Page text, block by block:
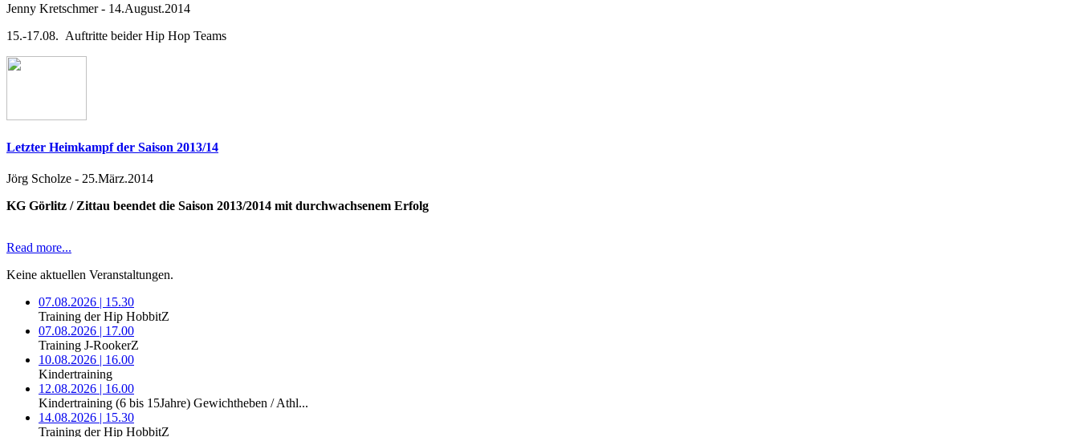
Jenny Kretschmer- 14.August.2014
15.-17.08. Auftritte beider Hip Hop Teams
Letzter Heimkampf der Saison 2013/14
Jörg Scholze - 25.März.2014
KG Görlitz / Zittau beendet die Saison 2013/2014 mit durchwachsenem Erfolg
Read more...
Keine aktuellen Veranstaltungen.
07.08.2026 | 15.30
Training der Hip HobbitZ
07.08.2026 | 17.00
Training J-RookerZ
10.08.2026 | 16.00
Kindertraining
12.08.2026 | 16.00
Kindertraining (6 bis 15Jahre) Gewichtheben / Athl...
14.08.2026 | 15.30
Training der Hip HobbitZ